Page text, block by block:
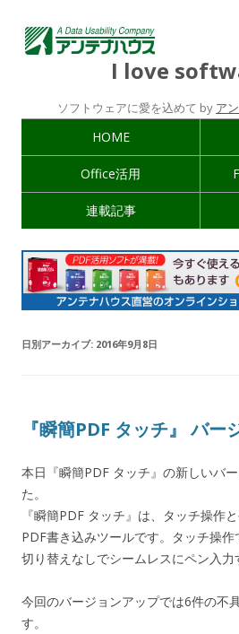
I love
ソフトウェアに愛を込めて by ア
HOME
Office活用
連載記事
日別アーカイブ: 2016年9月8日
『瞬簡PDF タッチ』 バー
本日『瞬簡PDF タッチ』の新しいバ
た。
『瞬簡PDF タッチ』は、タッチ操作
PDF書き込みツールです。タッチ操
切り替えなしでシームレスにペン入力
今回のバージョンアップでは6件の不
す。